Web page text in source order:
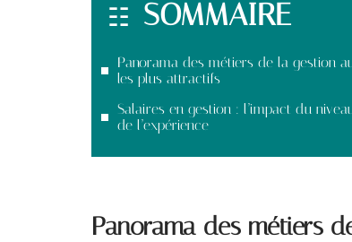
SOMMAIRE
Panorama des métiers de la gestion
les plus attractifs
Salaires en gestion : l’impact du
de l’expérience
Panorama des métiers